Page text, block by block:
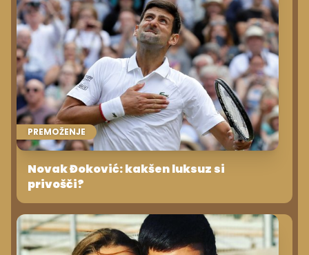
PREMOŽENJE
Novak Đoković: kakšen luksuz si
privošči?